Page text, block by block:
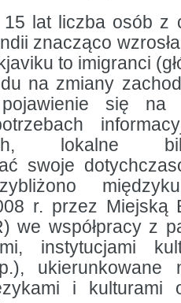
Islandii:
wielokulturowe
programy
publicznych
lat liczba osób z
znacząco
to imigranci
na zmiany
się na
lokalne
swoje
r. przez Miejską
we współpracy z
instytucjami
ukierunkowane
i kulturami